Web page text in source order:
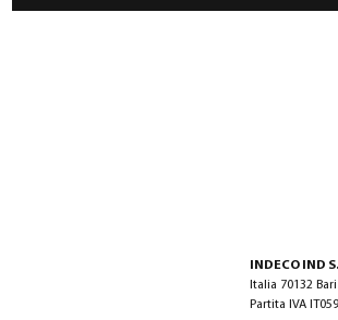
INDECO IND
Italia 70132
Partita IVA